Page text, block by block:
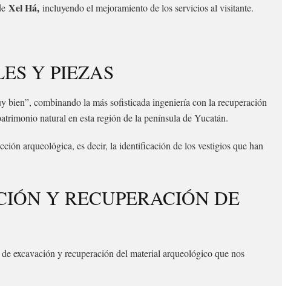
Xel Há, incluyendo el mejoramiento de los servicios al visitante.
Y PIEZAS
combinando la más sofisticada ingeniería con la recuperación
natural en esta región de la península de Yucatán.
arqueológica, es decir, la identificación de los vestigios que han
Y RECUPERACIÓN DE
excavación y recuperación del material arqueológico que nos